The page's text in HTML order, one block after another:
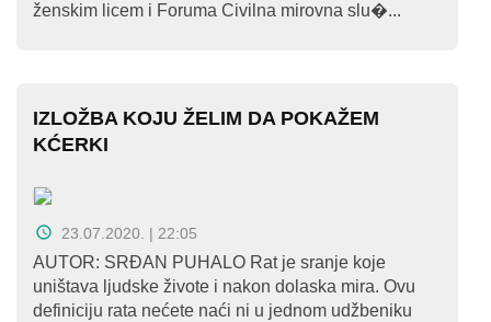
Sigurna
Pravna
pomoć
Antitrafiking
Kampanje
Dokumenti
ženskim licem i Foruma Civilna mirovna slu�...
IZLOŽBA KOJU ŽELIM DA POKAŽEM
KĆERKI
23.07.2020. | 22:05
AUTOR: SRĐAN PUHALO Rat je sranje koje
uništava ljudske živote i nakon dolaska mira. Ovu
definiciju rata nećete naći ni u jednom udžbeniku